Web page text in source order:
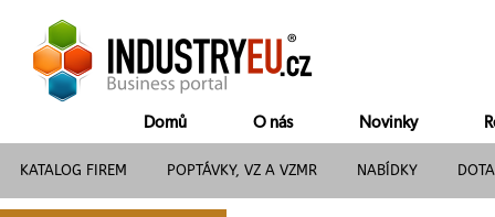
Domů O nás Novinky
KATALOG FIREM POPTÁVKY, VZ A VZMR NABÍDKY